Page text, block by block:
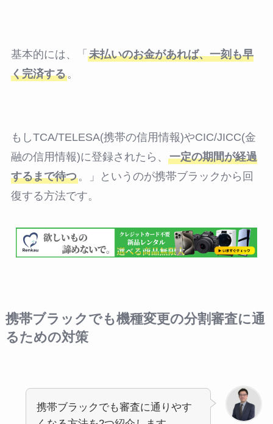
基本的には、「 未払いのお金があれば、一刻も早
く完済する。
もしTCA/TELESA(携帯の信用情報)やCIC/JICC(金
融の信用情報)に登録されたら、 一定の期間が経過
するまで待つ。」というのが携帯ブラックから回
復する方法です。
携帯ブラックでも機種変更の分割審査に通
るための対策
携帯ブラックでも審査に通りやす